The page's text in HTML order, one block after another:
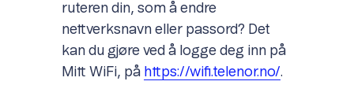
ruteren din, som å endre
nettverksnavn eller passord? Det
kan du gjøre ved å logge deg inn på
Mitt WiFi, på https://wifi.telenor.no/.